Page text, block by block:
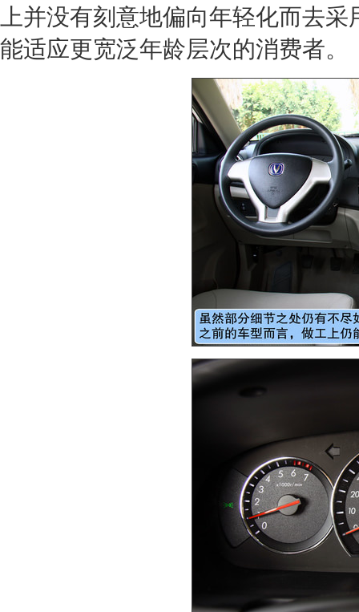
上并没有刻意地偏向年轻化而去
能适应更宽泛年龄层次的消费者。